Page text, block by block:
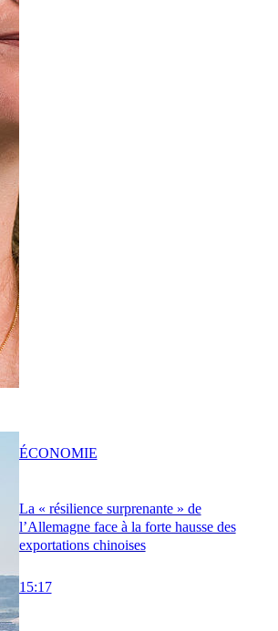
La « résilience surprenante » de
l’Allemagne face à la forte hausse des
exportations chinoises
15:17
ÉCONOMIE